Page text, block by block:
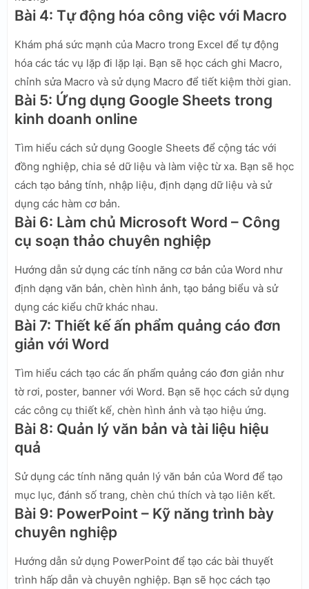
Bài 4: Tự động hóa công việc với Macro
Khám phá sức mạnh của Macro trong Excel để tự động
hóa các tác vụ lặp đi lặp lại. Bạn sẽ học cách ghi Macro,
chỉnh sửa Macro và sử dụng Macro để tiết kiệm thời gian.
Bài 5: Ứng dụng Google Sheets trong
kinh doanh online
Tìm hiểu cách sử dụng Google Sheets để cộng tác với
đồng nghiệp, chia sẻ dữ liệu và làm việc từ xa. Bạn sẽ học
cách tạo bảng tính, nhập liệu, định dạng dữ liệu và sử
dụng các hàm cơ bản.
Bài 6: Làm chủ Microsoft Word – Công
cụ soạn thảo chuyên nghiệp
Hướng dẫn sử dụng các tính năng cơ bản của Word như
định dạng văn bản, chèn hình ảnh, tạo bảng biểu và sử
dụng các kiểu chữ khác nhau.
Bài 7: Thiết kế ấn phẩm quảng cáo đơn
giản với Word
Tìm hiểu cách tạo các ấn phẩm quảng cáo đơn giản như
tờ rơi, poster, banner với Word. Bạn sẽ học cách sử dụng
các công cụ thiết kế, chèn hình ảnh và tạo hiệu ứng.
Bài 8: Quản lý văn bản và tài liệu hiệu
quả
Sử dụng các tính năng quản lý văn bản của Word để tạo
mục lục, đánh số trang, chèn chú thích và tạo liên kết.
Bài 9: PowerPoint – Kỹ năng trình bày
chuyên nghiệp
Hướng dẫn sử dụng PowerPoint để tạo các bài thuyết
trình hấp dẫn và chuyên nghiệp. Bạn sẽ học cách tạo